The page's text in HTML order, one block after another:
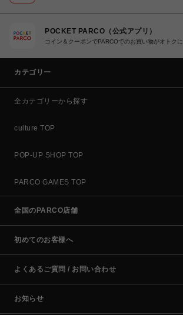
POCKET PARCO（公式アプリ）
コイン＆クーポンでPARCOでのお買い物がオトクに
カテゴリー
全カテゴリーから探す
culture TOP
POP-UP SHOP TOP
PARCO GAMES TOP
全国のPARCO店舗
初めてのお客様へ
よくあるご質問 / お問い合わせ
お知らせ